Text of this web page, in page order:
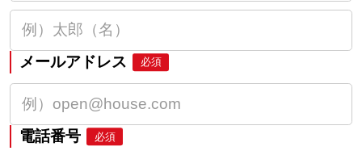
メールアドレス 必須
電話番号 必須